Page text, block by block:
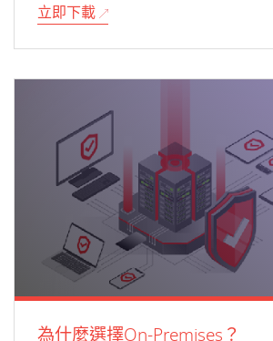
立即下載
為什麼選擇On-Premises？